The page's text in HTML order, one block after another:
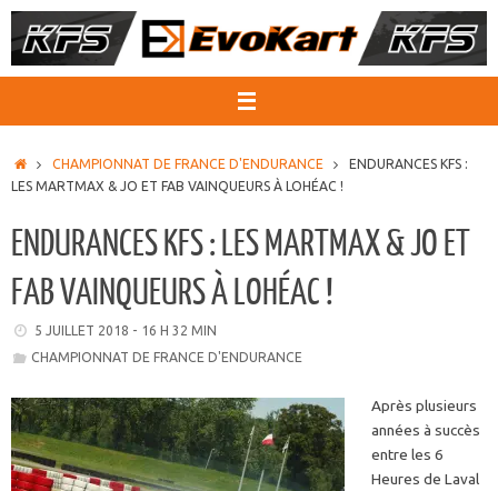
Passer
au
ACCUEIL
CHAMPIONNAT DE FRANCE D'ENDURANCE
ENDURANCES KFS :
LES MARTMAX & JO ET FAB VAINQUEURS À LOHÉAC !
ENDURANCES KFS : LES MARTMAX & JO ET
FAB VAINQUEURS À LOHÉAC !
5 JUILLET 2018 - 16 H 32 MIN
CHAMPIONNAT DE FRANCE D'ENDURANCE
Après plusieurs
années à succès
entre les 6
Heures de Laval